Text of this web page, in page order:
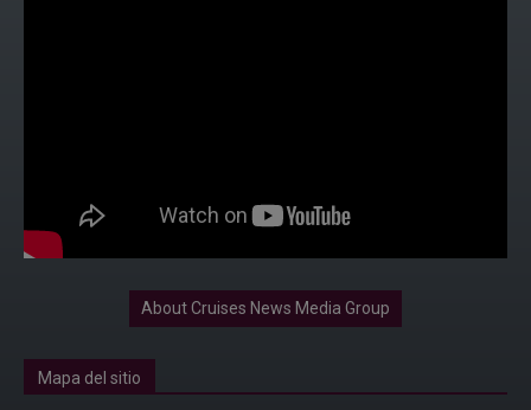
About Cruises News Media Group
Mapa del sitio